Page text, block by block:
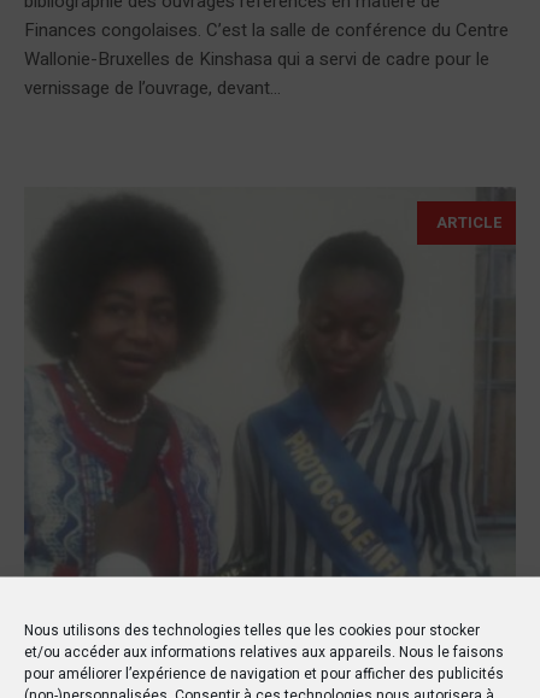
Nous utilisons des technologies telles que les cookies pour stocker
et/ou accéder aux informations relatives aux appareils. Nous le faisons
pour améliorer l’expérience de navigation et pour afficher des publicités
Finances congolaises. C’est la salle de conférence du Centre
Wallonie-Bruxelles de Kinshasa qui a servi de cadre pour le
vernissage de l’ouvrage, devant...
ARTICLE